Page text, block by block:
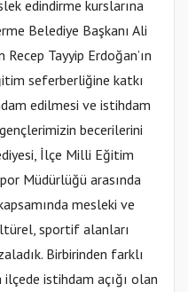
edindirme kurslarına
Belediye Başkanı Ali
Recep Tayyip Erdoğan’ın
seferberliğine katkı
edilmesi ve istihdam
becerilerini
İlçe Milli Eğitim
Müdürlüğü arasında
mesleki ve
sportif alanları
Birbirinden farklı
istihdam açığı olan